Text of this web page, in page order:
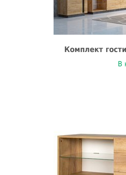
Комплект
В